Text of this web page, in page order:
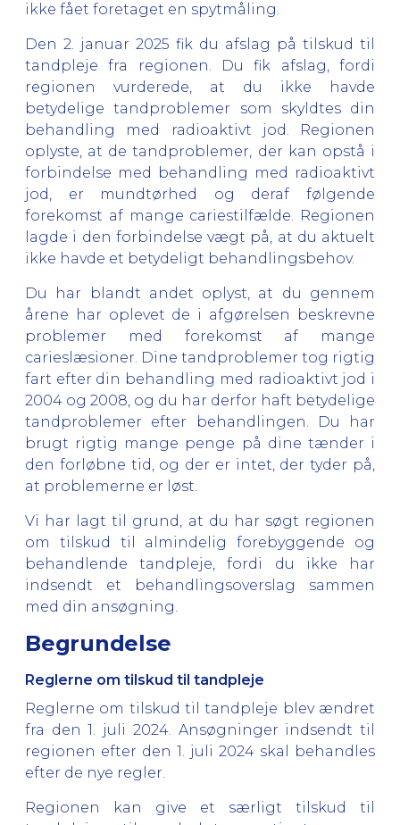
ikke fået foretaget en spytmåling.
Den 2. januar 2025 fik du afslag på tilskud til
tandpleje fra regionen. Du fik afslag, fordi
regionen vurderede, at du ikke havde
betydelige tandproblemer som skyldtes din
behandling med radioaktivt jod. Regionen
oplyste, at de tandproblemer, der kan opstå i
forbindelse med behandling med radioaktivt
jod, er mundtørhed og deraf følgende
forekomst af mange cariestilfælde. Regionen
lagde i den forbindelse vægt på, at du aktuelt
ikke havde et betydeligt behandlingsbehov.
Du har blandt andet oplyst, at du gennem
årene har oplevet de i afgørelsen beskrevne
problemer med forekomst af mange
carieslæsioner. Dine tandproblemer tog rigtig
fart efter din behandling med radioaktivt jod i
2004 og 2008, og du har derfor haft betydelige
tandproblemer efter behandlingen. Du har
brugt rigtig mange penge på dine tænder i
den forløbne tid, og der er intet, der tyder på,
at problemerne er løst.
Vi har lagt til grund, at du har søgt regionen
om tilskud til almindelig forebyggende og
behandlende tandpleje, fordi du ikke har
indsendt et behandlingsoverslag sammen
med din ansøgning.
Begrundelse
Reglerne om tilskud til tandpleje
Reglerne om tilskud til tandpleje blev ændret
fra den 1. juli 2024. Ansøgninger indsendt til
regionen efter den 1. juli 2024 skal behandles
efter de nye regler.
Regionen kan give et særligt tilskud til